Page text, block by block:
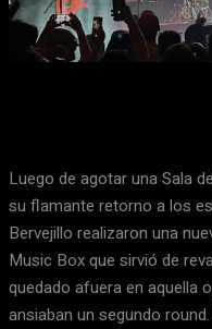
Facebook
Luego de agotar una Sala
su flamante retorno a los
Bervejillo realizaron una
Music Box que sirvió de
quedado afuera en aquella
ansiaban un segundo